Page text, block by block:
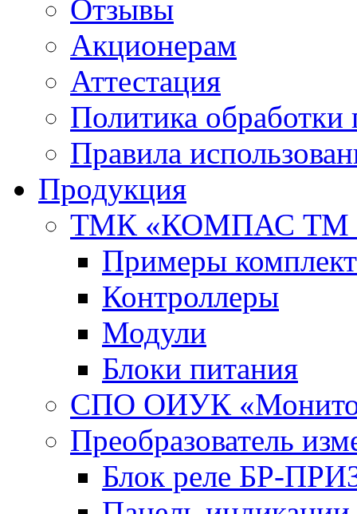
Отзывы
Акционерам
Аттестация
Политика
Правила
Продукция
ТМК «КОМПАС ТМ
Примеры
Контроллеры
Модули
Блоки питания
СПО ОИУК
Преобразователь
Блок реле БР-